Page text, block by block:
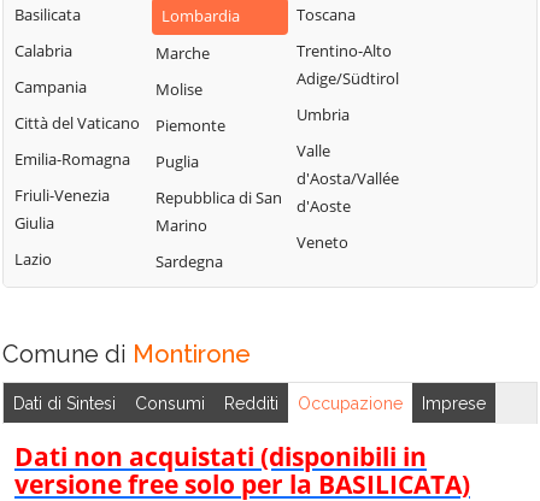
Borgo San
Giacomo
Borgosatollo
Borno
Botticino
Bovegno
Bovezzo
Brandico
Brione
Caino
Calcinato
Limone sul Garda
Lodrino
Lograto
Lonato del Garda
Longhena
Losine
Lozio
Lumezzane
Magasa
Mairano
Malegno
Malonno
Manerba del
Puegnago del
Garda
Quinzano d'Oglio
Remedello
Rezzato
Roccafranca
Roncadelle
Sabbio Chiese
Salò
Basilicata
Calabria
Campania
Città del Vaticano
Emilia-Romagna
Friuli-Venezia
Giulia
Lazio
Lombardia
Marche
Molise
Piemonte
Puglia
Repubblica di San
Marino
Sardegna
Toscana
Trentino-Alto
Adige/Südtirol
Umbria
Valle
d'Aosta/Vallée
d'Aoste
Veneto
Comune di Montirone
Dati di Sintesi Consumi Redditi Occupazione Imprese
Dati non acquistati (disponibili in
versione free solo per la BASILICATA)